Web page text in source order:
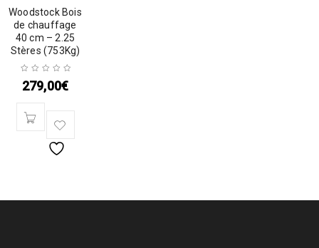
Woodstock Bois
de chauffage
40 cm – 2.25
Stères (753Kg)
279,00€